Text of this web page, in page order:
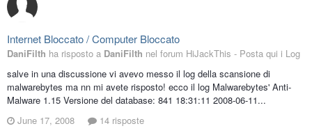
Internet Bloccato / Computer Bloccato
DaniFilth ha risposto a DaniFilth nel forum HiJackThis - Posta qui i Log
salve in una discussione vi avevo messo il log della scansione di
malwarebytes ma nn mi avete risposto! ecco il log Malwarebytes' Anti-
Malware 1.15 Versione del database: 841 18:31:11 2008-06-11...
June 17, 2008
14 risposte